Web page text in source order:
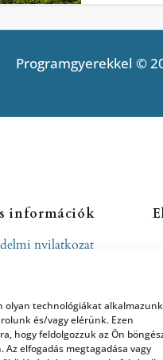
olyan technológiákat
és/vagy elérünk. Ezen
hogy feldolgozzuk az Ön
elfogadás megtagadása vagy
Programgyerekkel ©
információk
nyilatkozat
szabályzat